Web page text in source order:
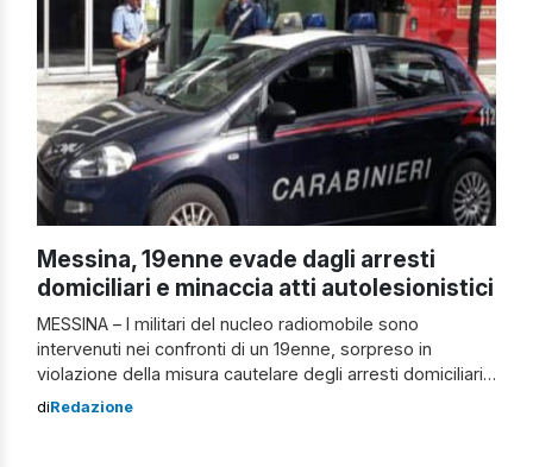
Messina, 19enne evade dagli arresti
domiciliari e minaccia atti autolesionistici
MESSINA – I militari del nucleo radiomobile sono
intervenuti nei confronti di un 19enne, sorpreso in
violazione della misura cautelare degli arresti domiciliari.
Il giovane inoltre, barricatosi all’interno di un’abitazione
diRedazione